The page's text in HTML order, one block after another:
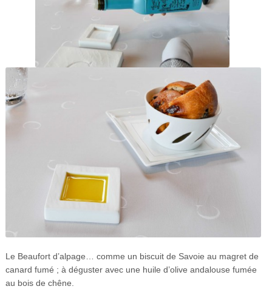
Le Beaufort d’alpage… comme un biscuit de Savoie au magret de
canard fumé ; à déguster avec une huile d’olive andalouse fumée
au bois de chêne.